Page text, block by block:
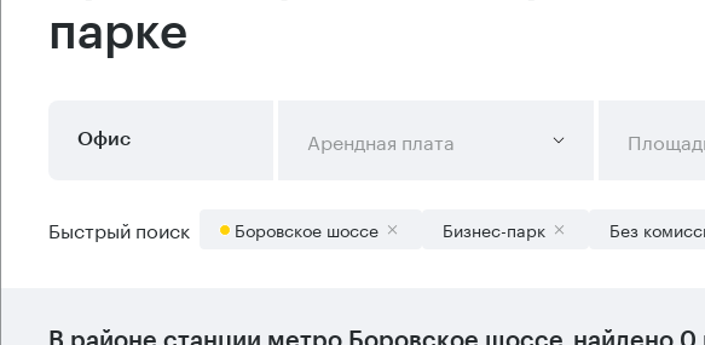
парке
Офис Арендная плата
Быстрый поиск Боровское шоссе Бизнес-парк Без